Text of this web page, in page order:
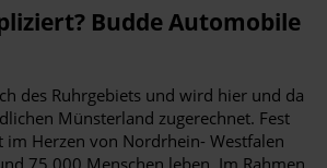
Budde Automobile
des Ruhrgebiets und wird hier und da
Münsterland zugerechnet. Fest
im Herzen von Nordrhein- Westfalen
75.000 Menschen leben. Im Rahmen